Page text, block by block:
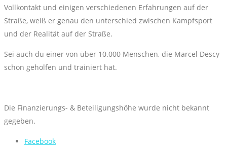
Vollkontakt und einigen verschiedenen Erfahrungen auf der
Straße, weiß er genau den unterschied zwischen Kampfsport
und der Realität auf der Straße.
Sei auch du einer von über 10.000 Menschen, die Marcel Descy
schon geholfen und trainiert hat.
Die Finanzierungs- & Beteiligungshöhe wurde nicht bekannt
gegeben.
Facebook